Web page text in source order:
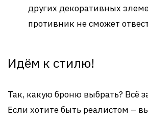
других декоративных
противник не сможет
Идём к стилю!
Так, какую броню выбрать? Всё
Если хотите быть реалистом –